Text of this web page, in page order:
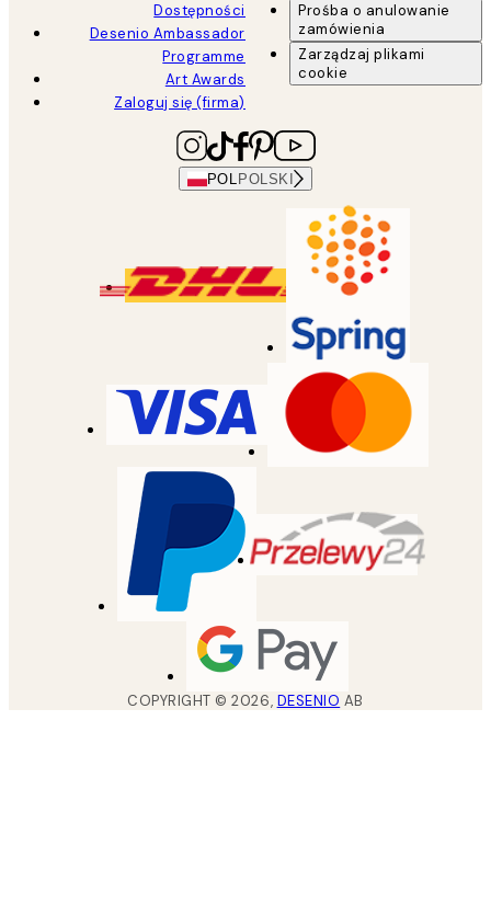
Dostępności
Desenio Ambassador
Programme
Art Awards
Zaloguj się (firma)
Prośba o anulowanie
zamówienia
Zarządzaj plikami
cookie
POL POLSKI
COPYRIGHT ©2026, DESENIO AB